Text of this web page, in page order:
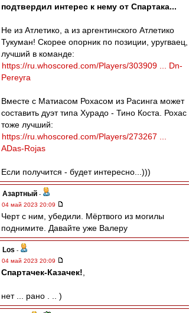
подтвердил интерес к нему от Спартака...
Не из Атлетико, а из аргентинского Атлетико
Тукуман! Скорее опорник по позиции, уругваец,
лучший в команде:
https://ru.whoscored.com/Players/303909 ... Dn-
Pereyra
Вместе с Матиасом Рохасом из Расинга может
составить дуэт типа Хурадо - Тино Коста. Рохас
тоже лучший:
https://ru.whoscored.com/Players/273267 ...
ADas-Rojas
Если получится - будет интересно...)))
Азартный -
04 май 2023 20:09
Черт с ним, убедили. Мёртвого из могилы
поднимите. Давайте уже Валеру
Los -
04 май 2023 20:09
Спартачек-Казачек!
нет ... рано . .. )